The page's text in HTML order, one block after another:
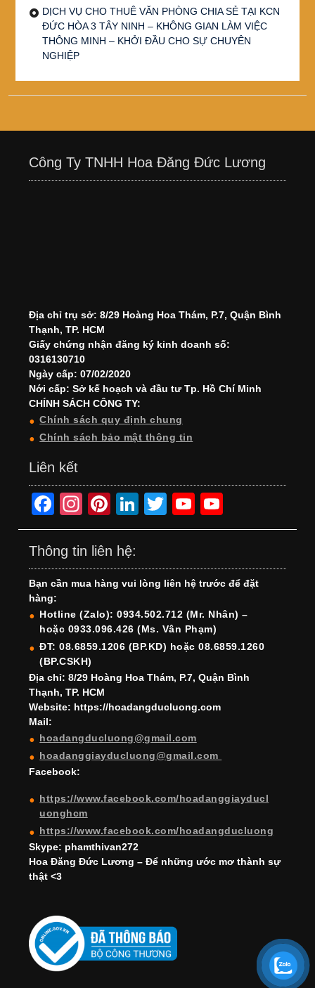
DỊCH VỤ CHO THUÊ VĂN PHÒNG CHIA SẺ TẠI KCN
ĐỨC HÒA 3 TÂY NINH – KHÔNG GIAN LÀM VIỆC
THÔNG MINH – KHỞI ĐẦU CHO SỰ CHUYÊN
NGHIỆP
Công Ty TNHH Hoa Đăng Đức Lương
Địa chỉ trụ sở: 8/29 Hoàng Hoa Thám, P.7, Quận Bình
Thạnh, TP. HCM
Giấy chứng nhận đăng ký kinh doanh số:
0316130710
Ngày cấp: 07/02/2020
Nới cấp: Sở kế hoạch và đầu tư Tp. Hồ Chí Minh
CHÍNH SÁCH CÔNG TY:
Chính sách quy định chung
Chính sách bảo mật thông tin
Liên kết
F
a
c
e
b
o
o
k
In
st
a
gr
a
m
Pi
nt
er
e
st
Li
n
e
dI
n
T
wi
er
Y
o
T
u
b
e
o
T
u
b
e
h
Thông tin liên hệ:
Bạn cần mua hàng vui lòng liên hệ trước để đặt
hàng:
Hotline (Zalo): 0934.502.712 (Mr. Nhân) –
hoặc 0933.096.426 (Ms. Vân Phạm)
ĐT: 08.6859.1206 (BP.KD) hoặc 08.6859.1260
(BP.CSKH)
Địa chỉ: 8/29 Hoàng Hoa Thám, P.7, Quận Bình
Thạnh, TP. HCM
Website: https://hoadangducluong.com
Mail:
hoadangducluong@gmail.com
hoadanggiayducluong@gmail.com
Facebook:
https://www.facebook.com/hoadanggiayducl
uonghcm
https://www.facebook.com/hoadangducluong
Skype: phamthivan272
Hoa Đăng Đức Lương – Để những ước mơ thành sự
thật <3